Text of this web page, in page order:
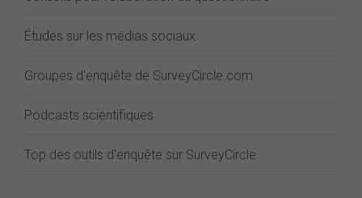
Études sur les médias sociaux
Groupes d'enquête de SurveyCircle.com
Podcasts scientifiques
Top des outils d'enquête sur SurveyCircle